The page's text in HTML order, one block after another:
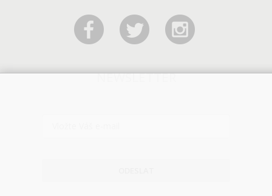
NEWSLETTER